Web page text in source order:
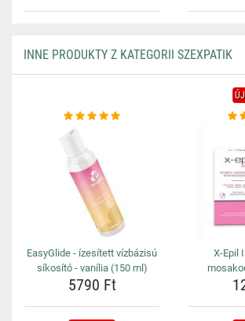
INNE PRODUKTY Z KATEGORII SZEXPATIK
EasyGlide - ízesített vízbázisú
síkosító - vanília (150 ml)
5790 Ft
X-Epil